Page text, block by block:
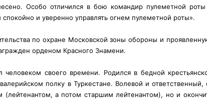
Особо отличился в бою командир пулеметной роты
и уверенно управлять огнем пулеметной роты».
по охране Московской зоны обороны и
орденом Красного Знамени.
своего времени. Родился в бедной
полку в Туркестане. Волевой и ответственный,
а потом старшим лейтенантом), но и